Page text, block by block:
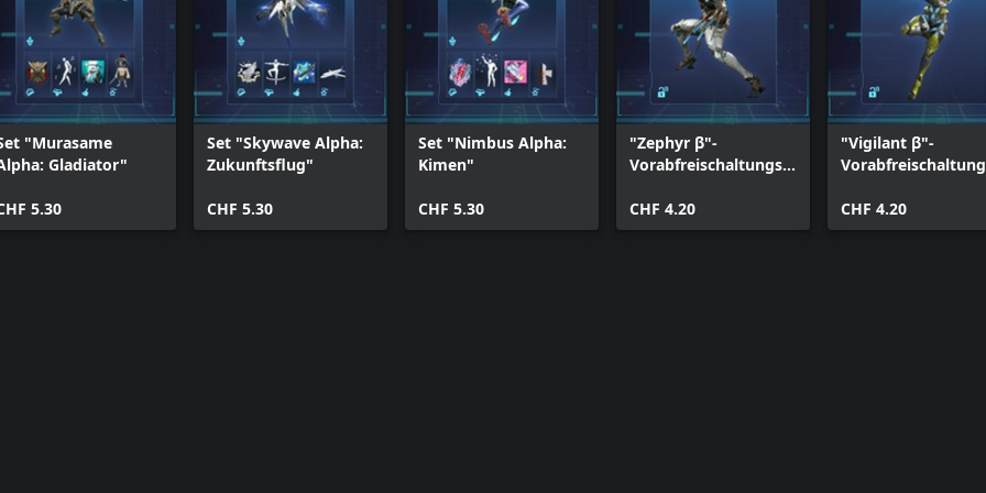
für die folgenden
für die folgenden
auch bei Erfüllung der
dann käuflich erworben
Bestandteil anderer Sets
sobald sie verfügbar sind.
"Murasame
Gladiator"
5.30
Set "Skywave Alpha:
Zukunftsflug"
CHF 5.30
Set "Nimbus Alpha:
Kimen"
CHF 5.30
"Zephyr β"-
Vorabfreischaltungsti
CHF 4.20
"Vigilant β"-
CHF 4.20